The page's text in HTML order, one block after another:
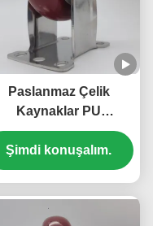
Paslanmaz Çelik
Kaynaklar PU
Polyurethane Orta
Güçlü Tek 3 Inç Top
Kaynakları
Şimdi konuşalım.